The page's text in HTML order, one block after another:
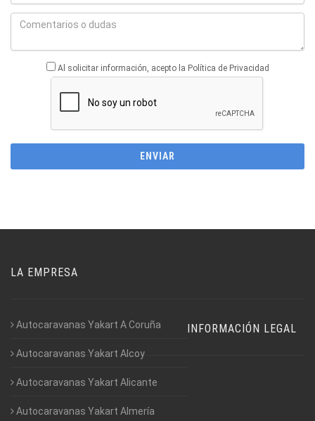
Al solicitar información, acepto la Política de Privacidad
LA EMPRESA
Autocaravanas Yakart A Coruña
Autocaravanas Yakart Alcoy
Autocaravanas Yakart Alicante
Autocaravanas Yakart Almería
INFORMACIÓN LEGAL